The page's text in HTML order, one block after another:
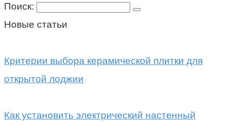
Поиск:
Новые статьи
Критерии выбора керамической плитки для
открытой лоджии
Как установить электрический настенный